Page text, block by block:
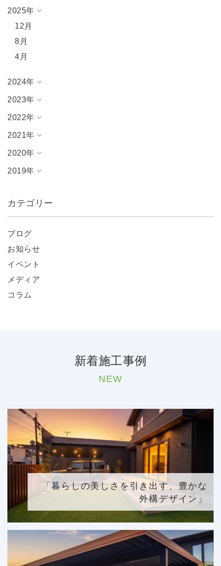
2025年
12月
8月
4月
2024年
2023年
2022年
2021年
2020年
2019年
カテゴリー
ブログ
お知らせ
イベント
メディア
コラム
新着施工事例
NEW
「暮らしの美しさを引き出す、豊かな
外構デザイン」